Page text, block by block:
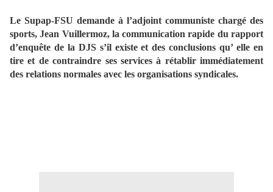
Le Supap-FSU demande à l’adjoint communiste chargé des
sports, Jean Vuillermoz, la communication rapide du rapport
d’enquête de la DJS s’il existe et des conclusions qu’ elle en
tire et de contraindre ses services à rétablir immédiatement
des relations normales avec les organisations syndicales.